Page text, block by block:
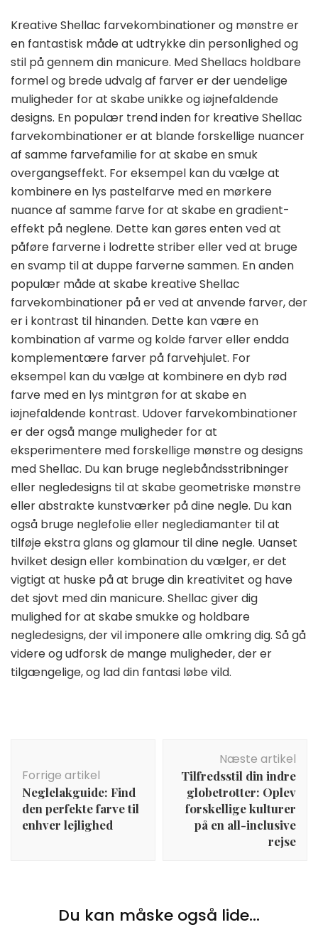
Kreative Shellac farvekombinationer og mønstre er
en fantastisk måde at udtrykke din personlighed og
stil på gennem din manicure. Med Shellacs holdbare
formel og brede udvalg af farver er der uendelige
muligheder for at skabe unikke og iøjnefaldende
designs. En populær trend inden for kreative Shellac
farvekombinationer er at blande forskellige nuancer
af samme farvefamilie for at skabe en smuk
overgangseffekt. For eksempel kan du vælge at
kombinere en lys pastelfarve med en mørkere
nuance af samme farve for at skabe en gradient-
effekt på neglene. Dette kan gøres enten ved at
påføre farverne i lodrette striber eller ved at bruge
en svamp til at duppe farverne sammen. En anden
populær måde at skabe kreative Shellac
farvekombinationer på er ved at anvende farver, der
er i kontrast til hinanden. Dette kan være en
kombination af varme og kolde farver eller endda
komplementære farver på farvehjulet. For
eksempel kan du vælge at kombinere en dyb rød
farve med en lys mintgrøn for at skabe en
iøjnefaldende kontrast. Udover farvekombinationer
er der også mange muligheder for at
eksperimentere med forskellige mønstre og designs
med Shellac. Du kan bruge neglebåndsstribninger
eller negledesigns til at skabe geometriske mønstre
eller abstrakte kunstværker på dine negle. Du kan
også bruge neglefolie eller neglediamanter til at
tilføje ekstra glans og glamour til dine negle. Uanset
hvilket design eller kombination du vælger, er det
vigtigt at huske på at bruge din kreativitet og have
det sjovt med din manicure. Shellac giver dig
mulighed for at skabe smukke og holdbare
negledesigns, der vil imponere alle omkring dig. Så gå
videre og udforsk de mange muligheder, der er
tilgængelige, og lad din fantasi løbe vild.
Forrige artikel
Neglelakguide: Find
den perfekte farve til
enhver lejlighed
Næste artikel
Tilfredsstil din indre
globetrotter: Oplev
forskellige kulturer
på en all-inclusive
rejse
Du kan måske også lide...